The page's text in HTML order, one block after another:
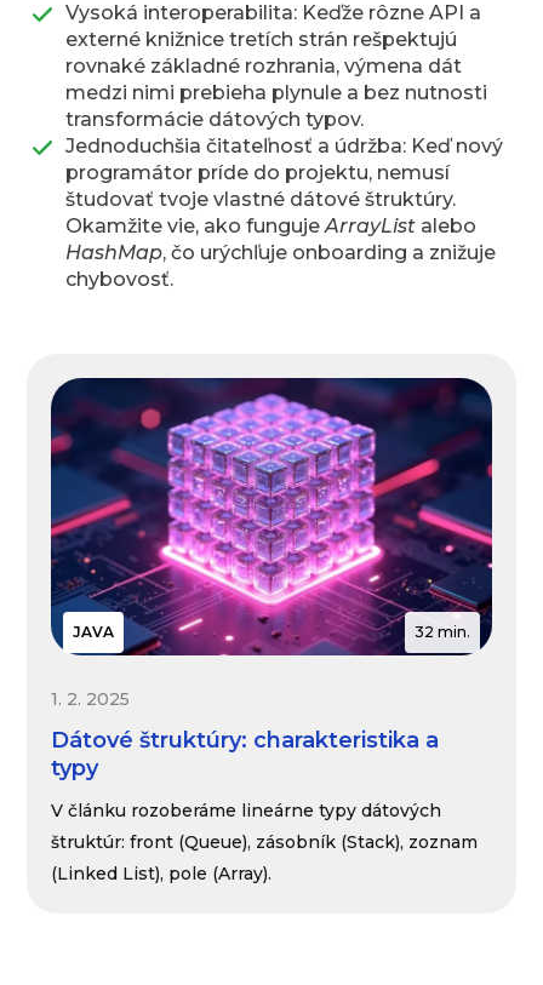
Vysoká interoperabilita: Keďže rôzne API a
externé knižnice tretích strán rešpektujú
rovnaké základné rozhrania, výmena dát
medzi nimi prebieha plynule a bez nutnosti
transformácie dátových typov.
Jednoduchšia čitateľnosť a údržba: Keď nový
programátor príde do projektu, nemusí
študovať tvoje vlastné dátové štruktúry.
Okamžite vie, ako fungujeArrayList alebo
HashMap, čo urýchľuje onboarding a znižuje
chybovosť.
JAVA 32 min.
1. 2. 2025
Dátové štruktúry: charakteristika a
typy
V článku rozoberáme lineárne typy dátových
štruktúr: front (Queue), zásobník (Stack), zoznam
(Linked List), pole (Array).